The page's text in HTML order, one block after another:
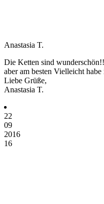
Anastasia T.
Die Ketten sind
aber am besten Vielleicht
Liebe Grüße,
Anastasia T.
22
09
2016
16